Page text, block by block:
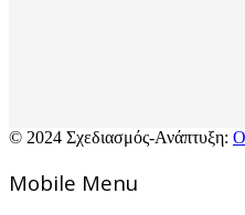
© 2024 Σχεδιασμός-Ανάπτυξη:
Mοbile Menu